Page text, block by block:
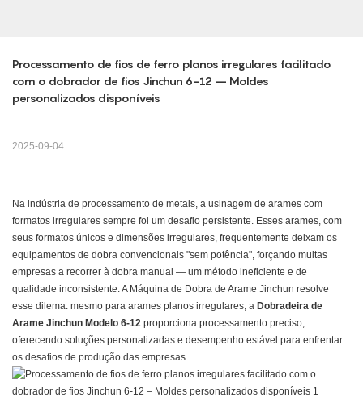
Processamento de fios de ferro planos irregulares facilitado
com o dobrador de fios Jinchun 6-12 – Moldes
personalizados disponíveis
2025-09-04
Na indústria de processamento de metais, a usinagem de arames com
formatos irregulares sempre foi um desafio persistente. Esses arames, com
seus formatos únicos e dimensões irregulares, frequentemente deixam os
equipamentos de dobra convencionais "sem potência", forçando muitas
empresas a recorrer à dobra manual — um método ineficiente e de
qualidade inconsistente. A Máquina de Dobra de Arame Jinchun resolve
esse dilema: mesmo para arames planos irregulares, a Dobradeira de
Arame Jinchun Modelo 6-12 proporciona processamento preciso,
oferecendo soluções personalizadas e desempenho estável para enfrentar
os desafios de produção das empresas.